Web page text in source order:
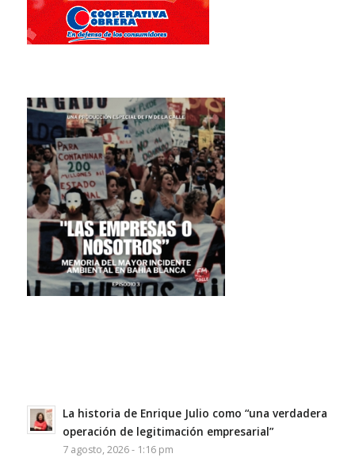
La historia de Enrique Julio como “una verdadera
operación de legitimación empresarial”
7 agosto, 2026 - 1:16 pm